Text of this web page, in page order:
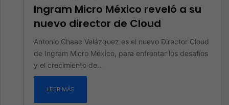
Ingram Micro México reveló a su
nuevo director de Cloud
Antonio Chaac Velázquez es el nuevo Director Cloud
de Ingram Micro México, para enfrentar los desafíos
y el crecimiento de…
LEER MÁS